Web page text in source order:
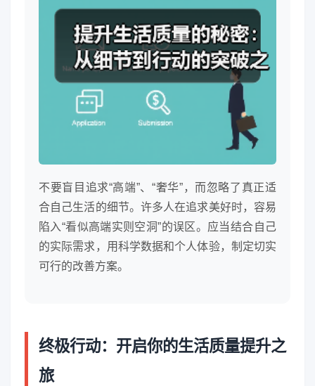
不要盲目追求“高端”、“奢华”，而忽略了真正适
合自己生活的细节。许多人在追求美好时，容易
陷入“看似高端实则空洞”的误区。应当结合自己
的实际需求，用科学数据和个人体验，制定切实
可行的改善方案。
终极行动：开启你的生活质量提升之
旅